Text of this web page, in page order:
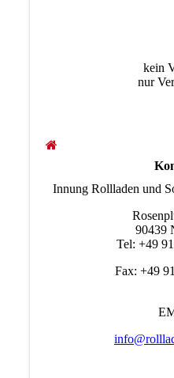
kein
nur
Innung Rollladen und
90439
Tel: +49
Fax: +49